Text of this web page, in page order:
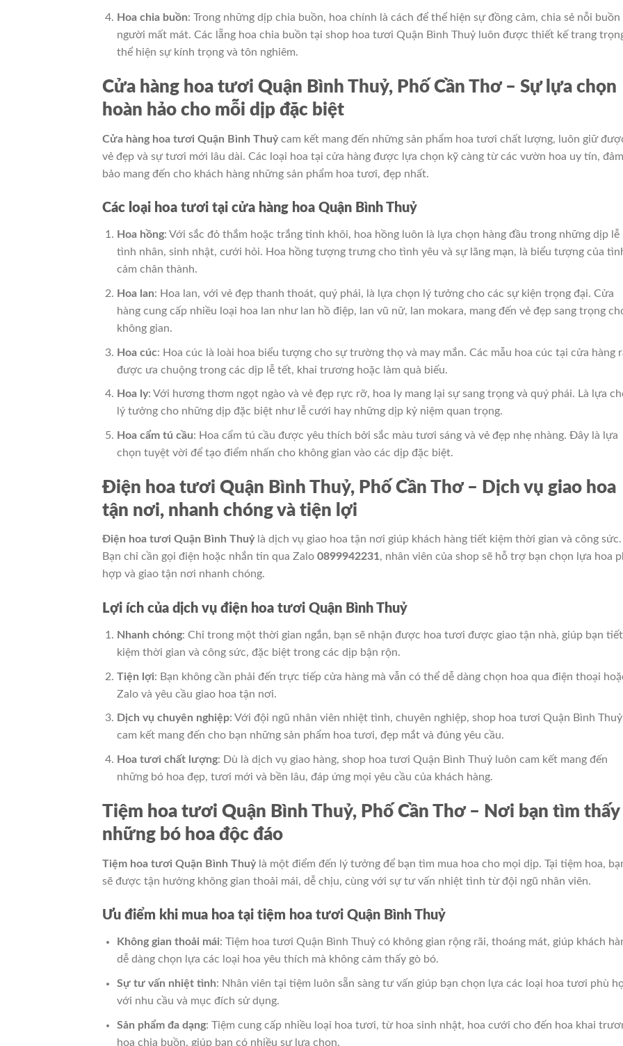
Hoa chia buồn: Trong những dịp chia buồn, hoa chính là cách để thể hiện sự đồng cảm, chia sẻ nỗi buồn
người mất mát. Các lẵng hoa chia buồn tại shop hoa tươi Quận Bình Thuỷ luôn được thiết kế trang
thể hiện sự kính trọng và tôn nghiêm.
Cửa hàng hoa tươi Quận Bình Thuỷ, Phố Cần Thơ – Sự lựa chọn
hoàn hảo cho mỗi dịp đặc biệt
Cửa hàng hoa tươi Quận Bình Thuỷcam kết mang đến những sản phẩm hoa tươi chất lượng, luôn giữ
vẻ đẹp và sự tươi mới lâu dài. Các loại hoa tại cửa hàng được lựa chọn kỹ càng từ các vườn hoa uy tín, đảm
bảo mang đến cho khách hàng những sản phẩm hoa tươi, đẹp nhất.
Các loại hoa tươi tại cửa hàng hoa Quận Bình Thuỷ
Hoa hồng: Với sắc đỏ thắm hoặc trắng tinh khôi, hoa hồng luôn là lựa chọn hàng đầu trong những dịp lễ
tình nhân, sinh nhật, cưới hỏi. Hoa hồng tượng trưng cho tình yêu và sự lãng mạn, là biểu tượng của
cảm chân thành.
Hoa lan: Hoa lan, với vẻ đẹp thanh thoát, quý phái, là lựa chọn lý tưởng cho các sự kiện trọng đại. Cửa
hàng cung cấp nhiều loại hoa lan như lan hồ điệp, lan vũ nữ, lan mokara, mang đến vẻ đẹp sang trọng
không gian.
Hoa cúc: Hoa cúc là loài hoa biểu tượng cho sự trường thọ và may mắn. Các mẫu hoa cúc tại cửa hàng
được ưa chuộng trong các dịp lễ tết, khai trương hoặc làm quà biếu.
Hoa ly: Với hương thơm ngọt ngào và vẻ đẹp rực rỡ, hoa ly mang lại sự sang trọng và quý phái. Là lựa
lý tưởng cho những dịp đặc biệt như lễ cưới hay những dịp kỷ niệm quan trọng.
Hoa cẩm tú cầu: Hoa cẩm tú cầu được yêu thích bởi sắc màu tươi sáng và vẻ đẹp nhẹ nhàng. Đây là lựa
chọn tuyệt vời để tạo điểm nhấn cho không gian vào các dịp đặc biệt.
Điện hoa tươi Quận Bình Thuỷ, Phố Cần Thơ – Dịch vụ giao hoa
tận nơi, nhanh chóng và tiện lợi
Điện hoa tươi Quận Bình Thuỷlà dịch vụ giao hoa tận nơi giúp khách hàng tiết kiệm thời gian và công sức.
Bạn chỉ cần gọi điện hoặc nhắn tin qua Zalo 0899942231, nhân viên của shop sẽ hỗ trợ bạn chọn lựa hoa
hợp và giao tận nơi nhanh chóng.
Lợi ích của dịch vụ điện hoa tươi Quận Bình Thuỷ
Nhanh chóng: Chỉ trong một thời gian ngắn, bạn sẽ nhận được hoa tươi được giao tận nhà, giúp bạn tiết
kiệm thời gian và công sức, đặc biệt trong các dịp bận rộn.
Tiện lợi: Bạn không cần phải đến trực tiếp cửa hàng mà vẫn có thể dễ dàng chọn hoa qua điện thoại
Zalo và yêu cầu giao hoa tận nơi.
Dịch vụ chuyên nghiệp: Với đội ngũ nhân viên nhiệt tình, chuyên nghiệp, shop hoa tươi Quận Bình Thuỷ
cam kết mang đến cho bạn những sản phẩm hoa tươi, đẹp mắt và đúng yêu cầu.
Hoa tươi chất lượng: Dù là dịch vụ giao hàng, shop hoa tươi Quận Bình Thuỷ luôn cam kết mang đến
những bó hoa đẹp, tươi mới và bền lâu, đáp ứng mọi yêu cầu của khách hàng.
Tiệm hoa tươi Quận Bình Thuỷ, Phố Cần Thơ – Nơi bạn tìm thấy
những bó hoa độc đáo
Tiệm hoa tươi Quận Bình Thuỷlà một điểm đến lý tưởng để bạn tìm mua hoa cho mọi dịp. Tại tiệm hoa,
sẽ được tận hưởng không gian thoải mái, dễ chịu, cùng với sự tư vấn nhiệt tình từ đội ngũ nhân viên.
Ưu điểm khi mua hoa tại tiệm hoa tươi Quận Bình Thuỷ
Không gian thoải mái: Tiệm hoa tươi Quận Bình Thuỷ có không gian rộng rãi, thoáng mát, giúp khách
dễ dàng chọn lựa các loại hoa yêu thích mà không cảm thấy gò bó.
Sự tư vấn nhiệt tình: Nhân viên tại tiệm luôn sẵn sàng tư vấn giúp bạn chọn lựa các loại hoa tươi phù
với nhu cầu và mục đích sử dụng.
Sản phẩm đa dạng: Tiệm cung cấp nhiều loại hoa tươi, từ hoa sinh nhật, hoa cưới cho đến hoa khai
hoa chia buồn, giúp bạn có nhiều sự lựa chọn.